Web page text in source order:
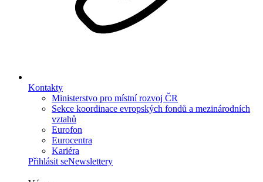
Kontakty
Ministerstvo pro místní rozvoj ČR
Sekce koordinace evropských fondů a mezinárodních
vztahů
Eurofon
Eurocentra
Kariéra
Přihlásit seNewslettery